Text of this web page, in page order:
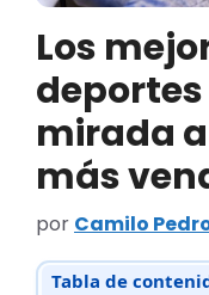
Los
mirada
más
por Camilo
Tabla de